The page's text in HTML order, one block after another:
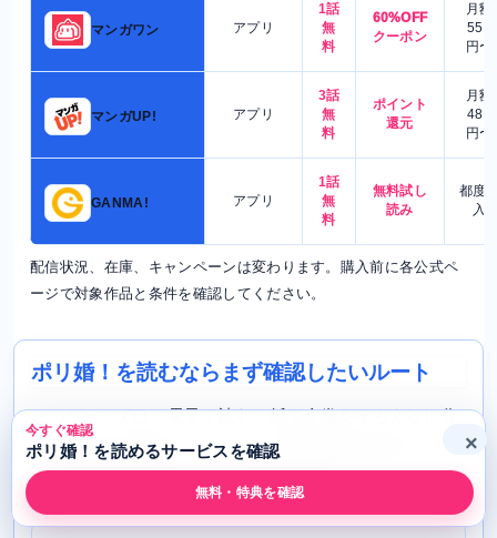
マンガワン アプリ
1話
無
料
60%OFF
クーポン
月額
550
円〜
マンガUP! アプリ
3話
無
料
ポイント
還元
月額
480
円〜
GANMA! アプリ
1話
無
料
無料試し
読み
都度
入
配信状況、在庫、キャンペーンは変わります。購入前に各公式ペ
ージで対象作品と条件を確認してください。
ポリ婚！を読むならまず確認したいルート
このページでは、電子で読む、紙で全巻をそろえるに分
けて確認先を整理しています。配信や在庫は変わるた
め、購入前は各公式ページで最終確認してください。
今すぐ確認
ポリ婚！を読めるサービスを確認
無料・特典を確認
×